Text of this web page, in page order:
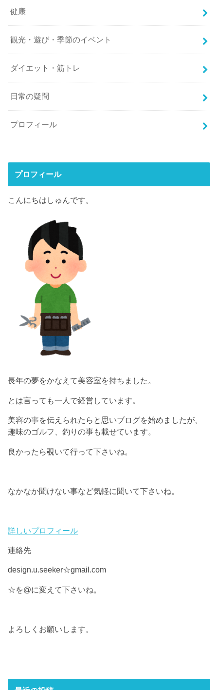
健康
観光・遊び・季節のイベント
ダイエット・筋トレ
日常の疑問
プロフィール
プロフィール
こんにちはしゅんです。
長年の夢をかなえて美容室を持ちました。
とは言っても一人で経営しています。
美容の事を伝えられたらと思いブログを始めましたが、
趣味のゴルフ、釣りの事も載せています。
良かったら覗いて行って下さいね。
なかなか聞けない事など気軽に聞いて下さいね。
詳しいプロフィール
連絡先
design.u.seeker☆gmail.com
☆を@に変えて下さいね。
よろしくお願いします。